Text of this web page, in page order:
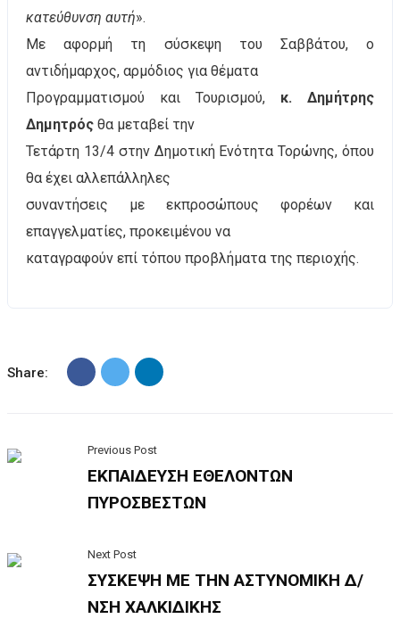
κατεύθυνση αυτή».
Με αφορμή τη σύσκεψη του Σαββάτου, ο
αντιδήμαρχος, αρμόδιος για θέματα
Προγραμματισμού και Τουρισμού, κ. Δημήτρης
Δημητρός θα μεταβεί την
Τετάρτη 13/4 στην Δημοτική Ενότητα Τορώνης, όπου
θα έχει αλλεπάλληλες
συναντήσεις με εκπροσώπους φορέων και
επαγγελματίες, προκειμένου να
καταγραφούν επί τόπου προβλήματα της περιοχής.
Share:
Previous Post
ΕΚΠΑΙΔΕΥΣΗ ΕΘΕΛΟΝΤΩΝ
ΠΥΡΟΣΒΕΣΤΩΝ
Next Post
ΣΥΣΚΕΨΗ ΜΕ ΤΗΝ ΑΣΤΥΝΟΜΙΚΗ Δ/
ΝΣΗ ΧΑΛΚΙΔΙΚΗΣ